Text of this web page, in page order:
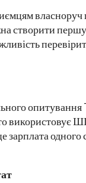
власноруч
створити
зарплата